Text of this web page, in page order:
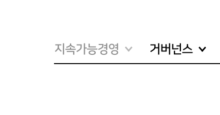
지속가능경영 거버넌스